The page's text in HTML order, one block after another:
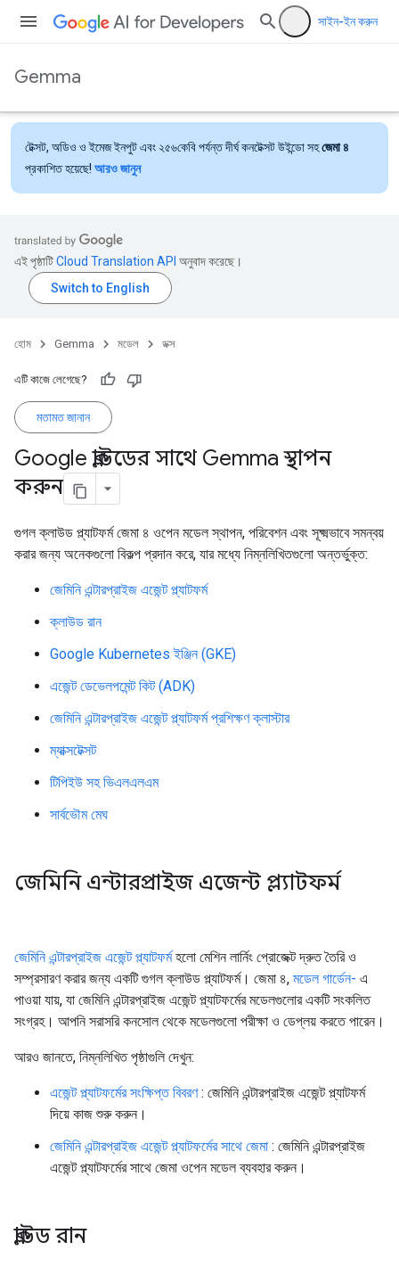
সাইন-ইন করুন
Gemma
টেক্সট, অডিও ও ইমেজ ইনপুট এবং ২৫৬কেবি পর্যন্ত দীর্ঘ কনটেক্সট উইন্ডো সহজেমা ৪
প্রকাশিত হয়েছে! আরও জানুন
এই পৃষ্ঠাটিCloud Translation API অনুবাদ করেছে।
হোম Gemma মডেল ডক্স
এটি কাজে লেগেছে?
মতামত জানান
Google ক্লাউডের সাথে Gemma স্থাপন
করুন
গুগল ক্লাউড প্ল্যাটফর্ম জেমা ৪ ওপেন মডেল স্থাপন, পরিবেশন এবং সূক্ষ্মভাবে সমন্বয়
করার জন্য অনেকগুলো বিকল্প প্রদান করে, যার মধ্যে নিম্নলিখিতগুলো অন্তর্ভুক্ত:
জেমিনি এন্টারপ্রাইজ এজেন্ট প্ল্যাটফর্ম
ক্লাউড রান
Google Kubernetes ইঞ্জিন (GKE)
এজেন্ট ডেভেলপমেন্ট কিট (ADK)
জেমিনি এন্টারপ্রাইজ এজেন্ট প্ল্যাটফর্ম প্রশিক্ষণ ক্লাস্টার
ম্যাক্সটেক্সট
টিপিইউ সহ ভিএলএলএম
সার্বভৌম মেঘ
জেমিনি এন্টারপ্রাইজ এজেন্ট প্ল্যাটফর্ম
জেমিনি এন্টারপ্রাইজ এজেন্ট প্ল্যাটফর্মহলো মেশিন লার্নিং প্রোজেক্ট দ্রুত তৈরি ও
সম্প্রসারণ করার জন্য একটি গুগল ক্লাউড প্ল্যাটফর্ম। জেমা ৪, মডেল গার্ডেন- এ
পাওয়া যায়, যা জেমিনি এন্টারপ্রাইজ এজেন্ট প্ল্যাটফর্মের মডেলগুলোর একটি সংকলিত
সংগ্রহ। আপনি সরাসরি কনসোল থেকে মডেলগুলো পরীক্ষা ও ডেপ্লয় করতে পারেন।
আরও জানতে, নিম্নলিখিত পৃষ্ঠাগুলি দেখুন:
এজেন্ট প্ল্যাটফর্মের সংক্ষিপ্ত বিবরণ: জেমিনি এন্টারপ্রাইজ এজেন্ট প্ল্যাটফর্ম
দিয়ে কাজ শুরু করুন।
জেমিনি এন্টারপ্রাইজ এজেন্ট প্ল্যাটফর্মের সাথে জেমা : জেমিনি এন্টারপ্রাইজ
এজেন্ট প্ল্যাটফর্মের সাথে জেমা ওপেন মডেল ব্যবহার করুন।
ক্লাউড রান